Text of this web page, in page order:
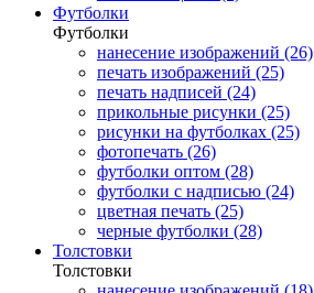
Футболки
Футболки
нанесение изображений (26)
печать изображений (25)
печать надписей (24)
прикольные рисунки (25)
рисунки на футболках (25)
фотопечать (26)
футболки оптом (28)
футболки с надписью (24)
цветная печать (25)
черные футболки (28)
Толстовки
Толстовки